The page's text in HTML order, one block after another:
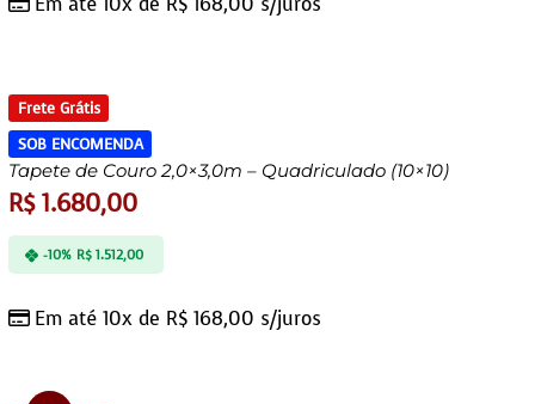
Frete Grátis
SOB ENCOMENDA
Tapete de Couro 2,0×3,0m – Quadriculado (10×10)
R$1.680,00
Em até 10x de R$ 168,00 s/juros
-10% R$1.512,00